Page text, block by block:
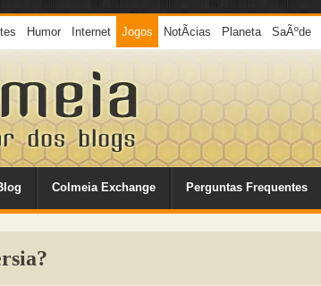
Humor Internet Jogos NotÃ­cias Planeta SaÃºde
Colmeia Exchange Perguntas Frequentes